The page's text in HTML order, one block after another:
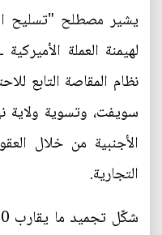
يشير مصطلح "تسليح
لهيمنة العملة
نظام المقاصة التابع
سويفت، وتسوية ولاية
الأجنبية من خلال
التجارية.